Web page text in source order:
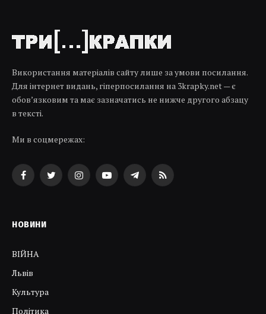
Використання матеріалів сайту лише за умови посилання.
Для інтернет видань, гіперпосилання на 3krapky.net — є
обов’язковим та має зазначатись не нижче другого абзацу
в тексті.
Ми в соцмережах:
FacebookTwitterInstagramYouTubeTelegramRSS
НОВИНИ
ВІЙНА
Львів
Культура
Політика